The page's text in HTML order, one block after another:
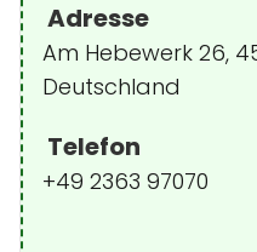
Adresse
Am Hebewerk 26,
Deutschland
Telefon
+49 2363 97070